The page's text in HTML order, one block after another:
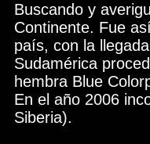
Buscando y
Continente. Fue
país, con la
Sudamérica
hembra Blue
En el año 2006
Siberia).